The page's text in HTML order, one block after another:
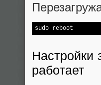
Настройки
работает